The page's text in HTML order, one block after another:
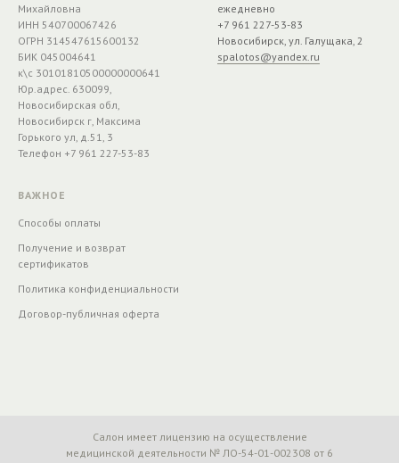
Михайловна
ИНН 540700067426
ОГРН 314547615600132
БИК 045004641
к\с 30101810500000000641
Юр.адрес. 630099,
Новосибирская обл,
Новосибирск г, Максима
Горького ул, д.51, 3
Телефон +7 961 227-53-83
ежедневно
+7 961 227-53-83
Новосибирск, ул. Галущака, 2
spalotos@yandex.ru
ВАЖНОЕ
Способы оплаты
Получение и возврат
сертификатов
Политика конфиденциальности
Договор-публичная оферта
Салон имеет лицензию на осуществление
медицинской деятельности № ЛО-54-01-002308 от 6